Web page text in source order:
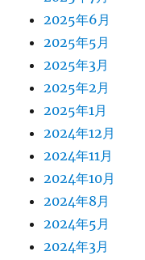
2025年6月
2025年5月
2025年3月
2025年2月
2025年1月
2024年12月
2024年11月
2024年10月
2024年8月
2024年5月
2024年3月